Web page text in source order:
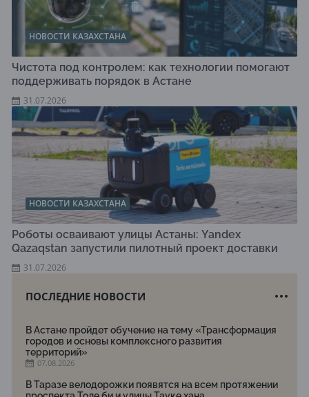
НОВОСТИ КАЗАХСТАНА
Чистота под контролем: как технологии помогают
поддерживать порядок в Астане
31.07.2026
НОВОСТИ КАЗАХСТАНА
Роботы осваивают улицы Астаны: Yandex
Qazaqstan запустили пилотный проект доставки
31.07.2026
ПОСЛЕДНИЕ НОВОСТИ
В Астане пройдет обучение на тему «Трансформация
городов и основы комплексного развития
территорий»
07.08.2026
В Таразе велодорожки появятся на всем протяжении